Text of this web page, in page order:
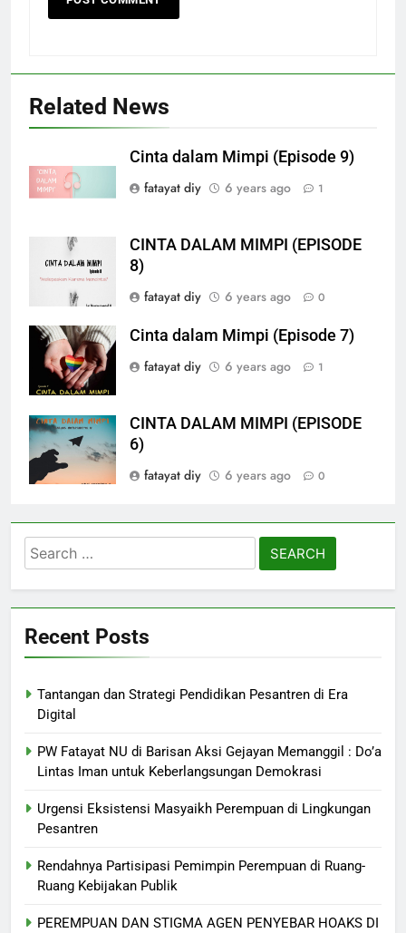
Related News
Cinta dalam Mimpi (Episode 9)
fatayat diy
6 years ago 1
CINTA DALAM MIMPI (EPISODE
8)
fatayat diy
6 years ago 0
Cinta dalam Mimpi (Episode 7)
fatayat diy
6 years ago 1
CINTA DALAM MIMPI (EPISODE
6)
fatayat diy
6 years ago 0
Search
for:
Recent Posts
Tantangan dan Strategi Pendidikan Pesantren di Era
Digital
PW Fatayat NU di Barisan Aksi Gejayan Memanggil : Do’a
Lintas Iman untuk Keberlangsungan Demokrasi
Urgensi Eksistensi Masyaikh Perempuan di Lingkungan
Pesantren
Rendahnya Partisipasi Pemimpin Perempuan di Ruang-
Ruang Kebijakan Publik
PEREMPUAN DAN STIGMA AGEN PENYEBAR HOAKS DI